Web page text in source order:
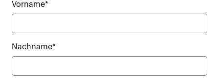
Vorname*
Nachname*